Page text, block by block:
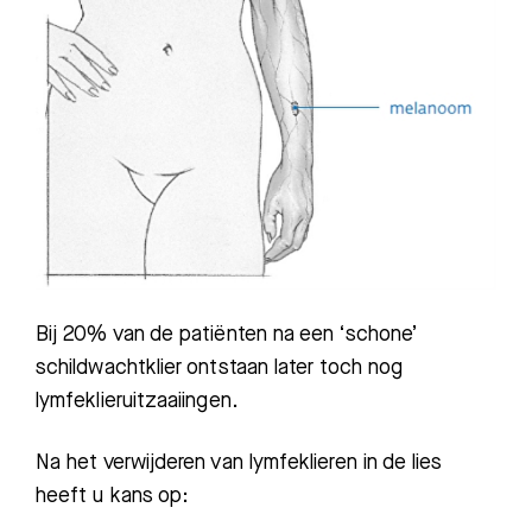
Bij 20% van de patiënten na een ‘schone’
schildwachtklier ontstaan later toch nog
lymfeklieruitzaaiingen.
Na het verwijderen van lymfeklieren in de lies
heeft u kans op: